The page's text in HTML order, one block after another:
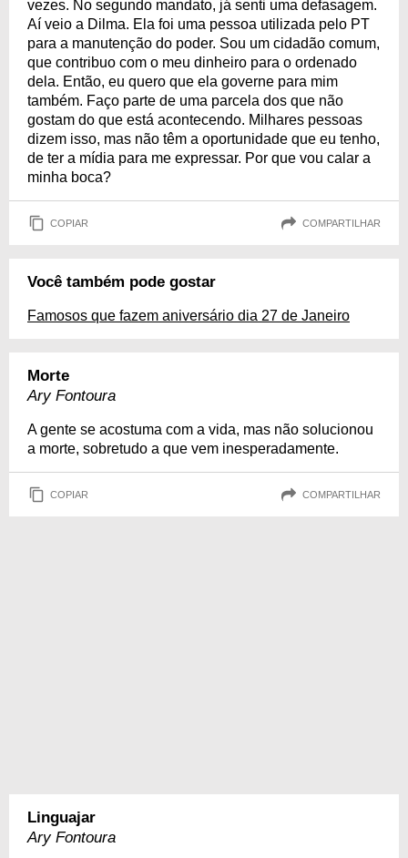
vezes. No segundo mandato, já senti uma defasagem.
Aí veio a Dilma. Ela foi uma pessoa utilizada pelo PT
para a manutenção do poder. Sou um cidadão comum,
que contribuo com o meu dinheiro para o ordenado
dela. Então, eu quero que ela governe para mim
também. Faço parte de uma parcela dos que não
gostam do que está acontecendo. Milhares pessoas
dizem isso, mas não têm a oportunidade que eu tenho,
de ter a mídia para me expressar. Por que vou calar a
minha boca?
COPIAR COMPARTILHAR
Você também pode gostar
Famosos que fazem aniversário dia 27 de Janeiro
Morte
Ary Fontoura
A gente se acostuma com a vida, mas não solucionou
a morte, sobretudo a que vem inesperadamente.
COPIAR COMPARTILHAR
Linguajar
Ary Fontoura